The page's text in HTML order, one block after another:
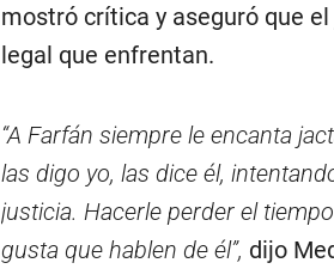
mostró crítica y aseguró que
legal que enfrentan.
“A Farfán siempre le encanta
las digo yo, las dice él,
justicia. Hacerle perder el
gusta que hablen de él”, dijo